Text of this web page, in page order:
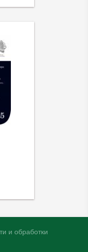
и обработки